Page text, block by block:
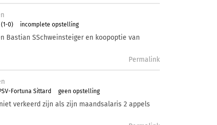
0) incomplete opstelling
Bastian SSchweinsteiger en koopoptie van
Permalink
Fortuna Sittard geen opstelling
verkeerd zijn als zijn maandsalaris 2 appels